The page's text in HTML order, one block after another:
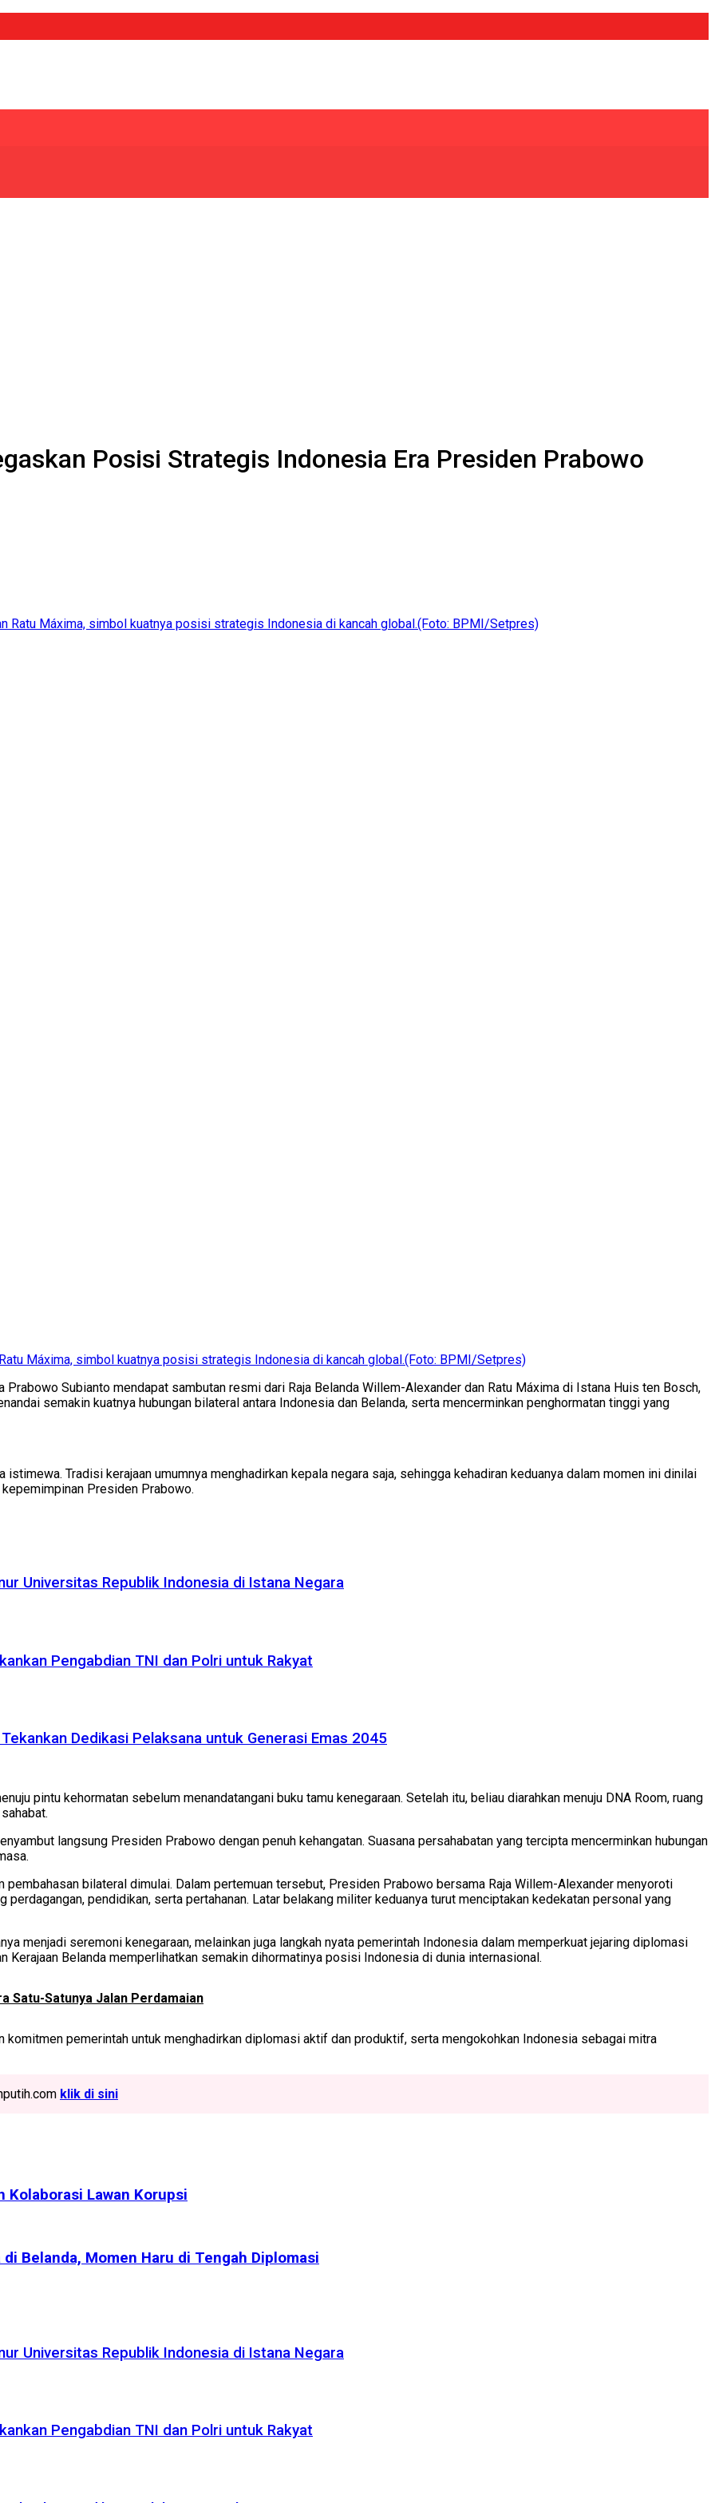
Posisi Strategis Indonesia Era Presiden Prabowo
Máxima, simbol kuatnya posisi strategis Indonesia di kancah global.(Foto: BPMI/Setpres)
Subianto mendapat sambutan resmi dari Raja Belanda Willem-Alexander dan Ratu Máxima di Istana Huis ten Bosch,
semakin kuatnya hubungan bilateral antara Indonesia dan Belanda, serta mencerminkan penghormatan tinggi yang
Tradisi kerajaan umumnya menghadirkan kepala negara saja, sehingga kehadiran keduanya dalam momen ini dinilai
Presiden Prabowo.
Universitas Republik Indonesia di Istana Negara
Pengabdian TNI dan Polri untuk Rakyat
Dedikasi Pelaksana untuk Generasi Emas 2045
pintu kehormatan sebelum menandatangani buku tamu kenegaraan. Setelah itu, beliau diarahkan menuju DNA Room, ruang
langsung Presiden Prabowo dengan penuh kehangatan. Suasana persahabatan yang tercipta mencerminkan hubungan
bilateral dimulai. Dalam pertemuan tersebut, Presiden Prabowo bersama Raja Willem-Alexander menyoroti
pendidikan, serta pertahanan. Latar belakang militer keduanya turut menciptakan kedekatan personal yang
menjadi seremoni kenegaraan, melainkan juga langkah nyata pemerintah Indonesia dalam memperkuat jejaring diplomasi
Kerajaan Belanda memperlihatkan semakin dihormatinya posisi Indonesia di dunia internasional.
Satu-Satunya Jalan Perdamaian
pemerintah untuk menghadirkan diplomasi aktif dan produktif, serta mengokohkan Indonesia sebagai mitra
klik di sini
Kolaborasi Lawan Korupsi
Belanda, Momen Haru di Tengah Diplomasi
Universitas Republik Indonesia di Istana Negara
Pengabdian TNI dan Polri untuk Rakyat